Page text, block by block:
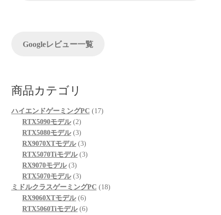
ンGoogleレビュー一覧
商品カテゴリ
ハイエンドゲーミングPC 1717
RTX5090モデル 22
個
の
商
RTX5080モデル 33
個
の
品
RX9070XTモデル 33
個
品
RTX5070Tiモデル 33
商
品
RX9070モデル 33
個
の
商
品
RTX5070モデル 33
個
の
商
ミドルクラスゲーミングPC 1818
RX9060XTモデル 66
個
RTX5060Tiモデル 66